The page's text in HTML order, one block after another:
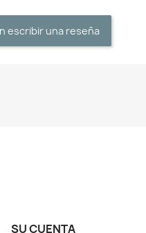
escribir una reseña
SU CUENTA